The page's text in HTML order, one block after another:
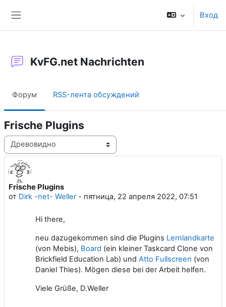
Вход
KvFG.net Nachrichten
Форум RSS-лента обсуждений
Frische Plugins
Режим отображения
Frische Plugins
от Dirk -net- Weller- пятница, 22 апреля 2022, 07:51
Количество ответов: 0
Hi there,
neu dazugekommen sind die Plugins Lernlandkarte
(von Mebis), Board (ein kleiner Taskcard Clone von
Brickfield Education Lab) und Atto Fullscreen (von
Daniel Thies). Mögen diese bei der Arbeit helfen.
Viele Grüße, D.Weller